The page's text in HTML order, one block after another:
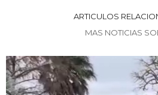
ARTICULOS
MAS NOTICIAS